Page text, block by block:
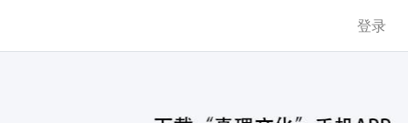
登录